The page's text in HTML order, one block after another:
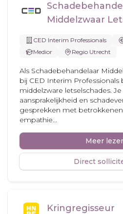
Middelzwaar
CED Interim Professionals
Medior
Regio Utrecht
Als Schadebehandelaar
bij CED Interim Professionals
middelzware letselschades.
aansprakelijkheid en
gesprekken met
empathie...
Meer
Direct
Kringregisseur